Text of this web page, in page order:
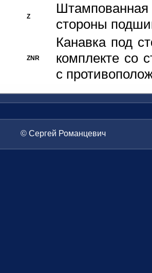
Z
стороны
ZNR
Канавка под
комплекте со
с
© Сергей Романцевич